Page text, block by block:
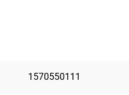
1570550111